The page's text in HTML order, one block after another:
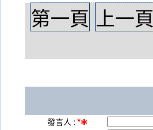
第一頁 上一頁
發言人 : *